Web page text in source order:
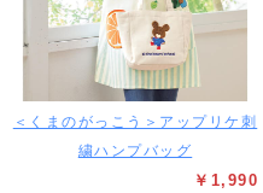
＜くまのがっこう＞アップリケ刺
繍ハンプバッグ
￥1,990